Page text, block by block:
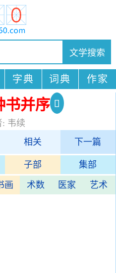
字典 词典 作家
书并序
: 韦续
相关 下一篇
子部 集部
画 术数 医家 艺术